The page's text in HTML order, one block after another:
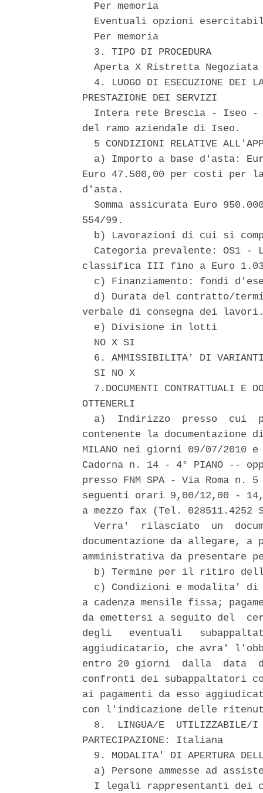
  Per memoria
Eventuali opzioni
  Per memoria
  3. TIPO DI PROCEDURA
Aperta X Ristretta
4. LUOGO DI ESECUZIONE DEI
PRESTAZIONE DEI SERVIZI
Intera rete Brescia - Iseo
del ramo aziendale di Iseo.
5 CONDIZIONI RELATIVE
a) Importo a base d'asta:
Euro 47.500,00 per costi per
d'asta.
Somma assicurata Euro
554/99.
b) Lavorazioni di cui si
Categoria prevalente: OS1 -
classifica III fino a Euro
c) Finanziamento: fondi
d) Durata del contratto/
verbale di consegna dei
  e) Divisione in lotti
  NO X SI
6. AMMISSIBILITA' DI
  SI NO X
7.DOCUMENTI CONTRATTUALI E
OTTENERLI
a)  Indirizzo  presso  cui
contenente la
MILANO nei giorni 09/07/2010
Cadorna n. 14 - 4° PIANO --
presso FNM SPA - Via Roma
seguenti orari 9,00/12,00 -
a mezzo fax (Tel.
Verra'  rilasciato  un
documentazione da allegare, a
amministrativa da
b) Termine per il ritiro
c) Condizioni e modalita'
a cadenza mensile fissa;
da emettersi a seguito del
degli   eventuali
aggiudicatario, che avra'
entro 20 giorni  dalla  data
confronti dei subappaltatori
ai pagamenti da esso
con l'indicazione delle
8.  LINGUA/E  UTILIZZABILE/
PARTECIPAZIONE: Italiana
9. MODALITA' DI APERTURA
a) Persone ammesse ad
I legali rappresentanti dei